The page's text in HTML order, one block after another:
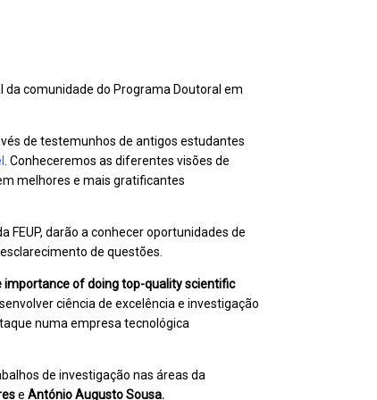
da comunidade do Programa Doutoral em
de testemunhos de antigos estudantes
. Conheceremos as diferentes visões de
melhores e mais gratificantes
FEUP, darão a conhecer oportunidades de
de questões.
of doing top-quality scientific
ciência de excelência e investigação
numa empresa tecnológica
de investigação nas áreas da
e António Augusto Sousa.